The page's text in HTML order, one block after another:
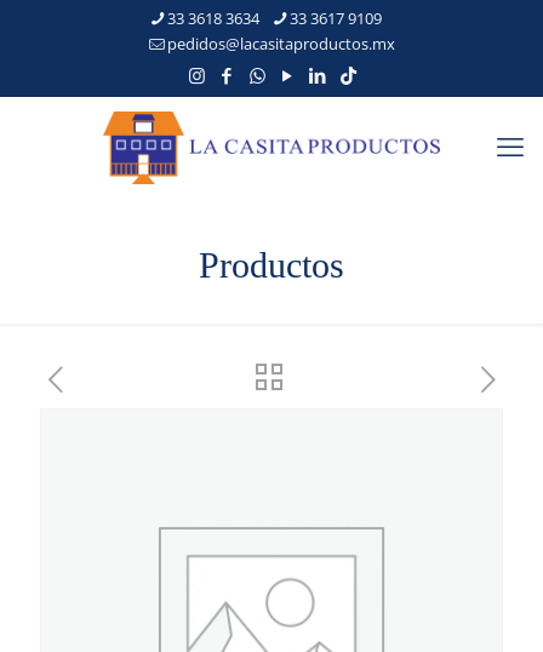
33 3618 3634
33 3617 9109
pedidos@lacasitaproductos.mx
Productos